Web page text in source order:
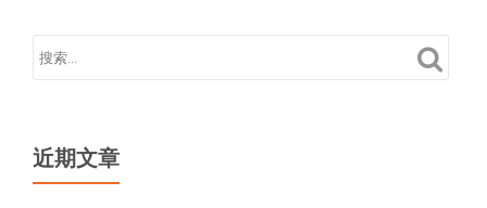
历，
近期文章